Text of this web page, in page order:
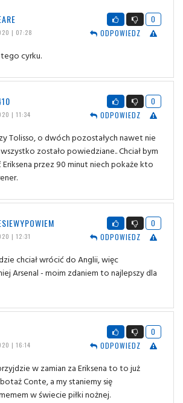
| 07:28
0
ODPOWIEDZ
cyrku.
| 11:34
0
ODPOWIEDZ
Tolisso, o dwóch pozostałych nawet nie
zostało powiedziane.. Chciał bym
przez 90 minut niech pokaże kto
| 12:31
0
ODPOWIEDZ
chciał wrócić do Anglii, więc
Arsenal - moim zdaniem to najlepszy dla
| 16:14
0
ODPOWIEDZ
w zamian za Eriksena to to już
Conte, a my staniemy się
w świecie piłki nożnej.